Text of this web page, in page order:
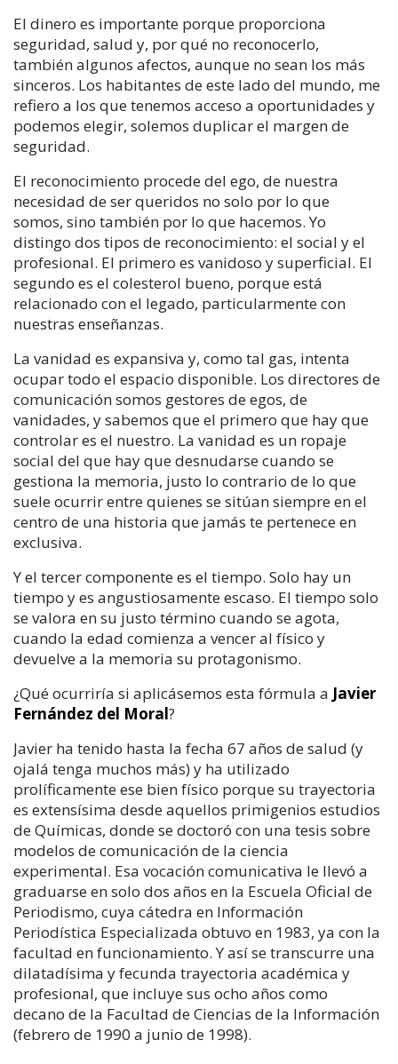
El dinero es importante porque proporciona
seguridad, salud y, por qué no reconocerlo,
también algunos afectos, aunque no sean los más
sinceros. Los habitantes de este lado del mundo, me
refiero a los que tenemos acceso a oportunidades y
podemos elegir, solemos duplicar el margen de
seguridad.
El reconocimiento procede del ego, de nuestra
necesidad de ser queridos no solo por lo que
somos, sino también por lo que hacemos. Yo
distingo dos tipos de reconocimiento: el social y el
profesional. El primero es vanidoso y superficial. El
segundo es el colesterol bueno, porque está
relacionado con el legado, particularmente con
nuestras enseñanzas.
La vanidad es expansiva y, como tal gas, intenta
ocupar todo el espacio disponible. Los directores de
comunicación somos gestores de egos, de
vanidades, y sabemos que el primero que hay que
controlar es el nuestro. La vanidad es un ropaje
social del que hay que desnudarse cuando se
gestiona la memoria, justo lo contrario de lo que
suele ocurrir entre quienes se sitúan siempre en el
centro de una historia que jamás te pertenece en
exclusiva.
Y el tercer componente es el tiempo. Solo hay un
tiempo y es angustiosamente escaso. El tiempo solo
se valora en su justo término cuando se agota,
cuando la edad comienza a vencer al físico y
devuelve a la memoria su protagonismo.
¿Qué ocurriría si aplicásemos esta fórmula a Javier
Fernández del Moral?
Javier ha tenido hasta la fecha 67 años de salud (y
ojalá tenga muchos más) y ha utilizado
prolíficamente ese bien físico porque su trayectoria
es extensísima desde aquellos primigenios estudios
de Químicas, donde se doctoró con una tesis sobre
modelos de comunicación de la ciencia
experimental. Esa vocación comunicativa le llevó a
graduarse en solo dos años en la Escuela Oficial de
Periodismo, cuya cátedra en Información
Periodística Especializada obtuvo en 1983, ya con la
facultad en funcionamiento. Y así se transcurre una
dilatadísima y fecunda trayectoria académica y
profesional, que incluye sus ocho años como
decano de la Facultad de Ciencias de la Información
(febrero de 1990 a junio de 1998).